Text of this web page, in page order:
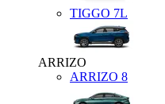
TIGGO 7L
ARRIZO
ARRIZO 8